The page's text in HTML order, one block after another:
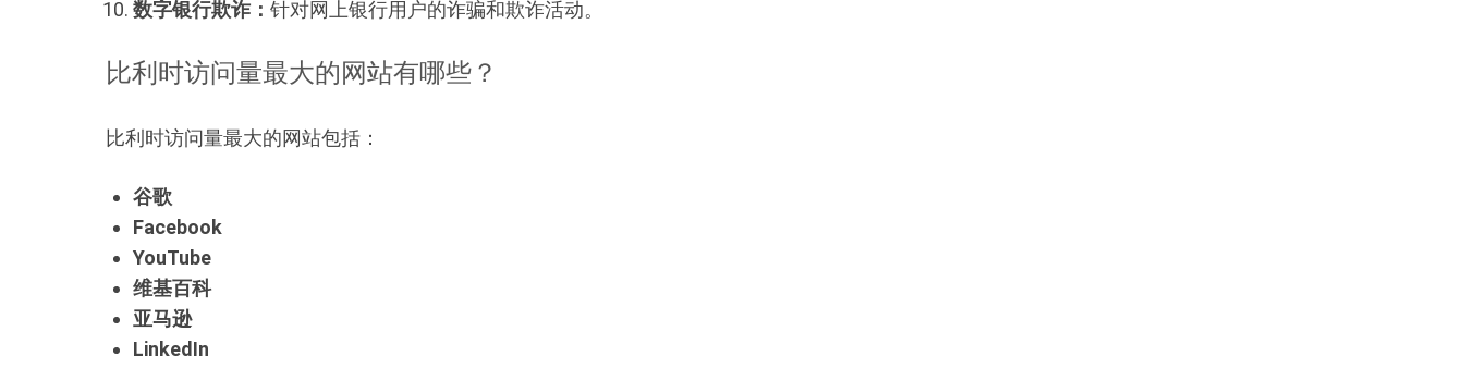
数字银行欺诈： 针对网上银行用户的诈骗和欺诈活动。
比利时访问量最大的网站有哪些？
比利时访问量最大的网站包括：
谷歌
Facebook
YouTube
维基百科
亚马逊
LinkedIn